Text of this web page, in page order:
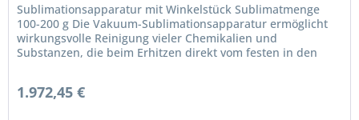
Sublimationsapparatur mit Winkelstück Sublimatmenge
100-200 g Die Vakuum-Sublimationsapparatur ermöglicht
wirkungsvolle Reinigung vieler Chemikalien und
Substanzen, die beim Erhitzen direkt vom festen in den
1.972,45 €